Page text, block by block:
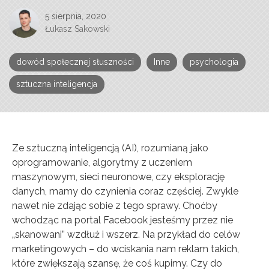
5 sierpnia, 2020
Łukasz Sakowski
dowód społecznej słuszności Inne psychologia
sztuczna inteligencja
Ze sztuczną inteligencją (AI), rozumianą jako
oprogramowanie, algorytmy z uczeniem
maszynowym, sieci neuronowe, czy eksplorację
danych, mamy do czynienia coraz częściej. Zwykle
nawet nie zdając sobie z tego sprawy. Choćby
wchodząc na portal Facebook jesteśmy przez nie
„skanowani” wzdłuż i wszerz. Na przykład do celów
marketingowych – do wciskania nam reklam takich,
które zwiększają szansę, że coś kupimy. Czy do